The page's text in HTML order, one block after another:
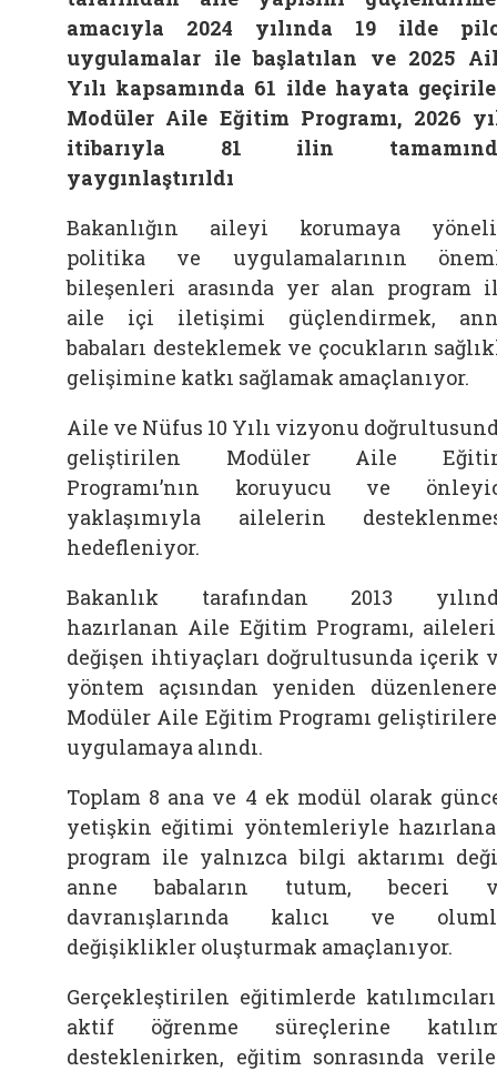
amacıyla 2024 yılında 19 ilde
uygulamalar ile başlatılan ve 2025
Yılı kapsamında 61 ilde hayata
Modüler Aile Eğitim Programı, 2026
itibarıyla 81 ilin
yaygınlaştırıldı
Bakanlığın aileyi korumaya
politika ve uygulamalarının
bileşenleri arasında yer alan program
aile içi iletişimi güçlendirmek,
babaları desteklemek ve çocukların
gelişimine katkı sağlamak amaçlanıyor.
Aile ve Nüfus 10 Yılı vizyonu
geliştirilen Modüler Aile
Programı’nın koruyucu ve
yaklaşımıyla ailelerin
hedefleniyor.
Bakanlık tarafından 2013
hazırlanan Aile Eğitim Programı,
değişen ihtiyaçları doğrultusunda içerik
yöntem açısından yeniden
Modüler Aile Eğitim Programı
uygulamaya alındı.
Toplam 8 ana ve 4 ek modül olarak
yetişkin eğitimi yöntemleriyle
program ile yalnızca bilgi aktarımı
anne babaların tutum, beceri
davranışlarında kalıcı ve
değişiklikler oluşturmak amaçlanıyor.
Gerçekleştirilen eğitimlerde
aktif öğrenme süreçlerine
desteklenirken, eğitim sonrasında